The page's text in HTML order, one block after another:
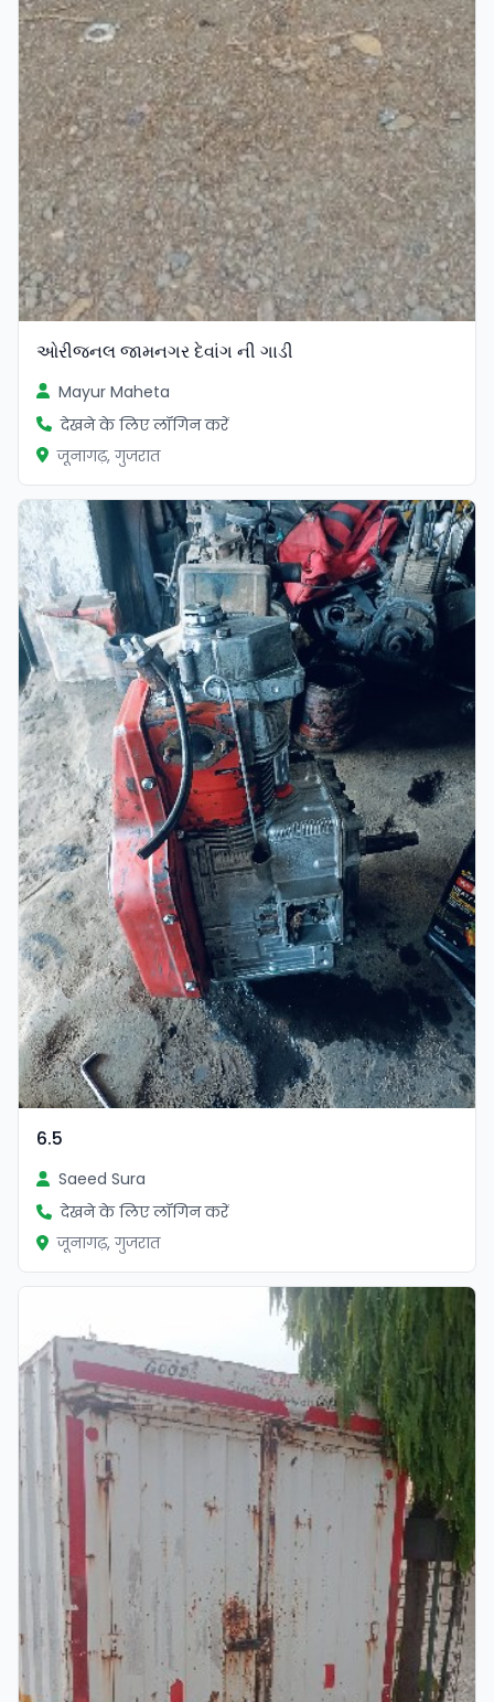
ઓરીજનલ જામનગર દેવાંગ ની ગાડી
Mayur Maheta
देखने के लिए लॉगिन करें
जूनागढ़, गुजरात
6.5
Saeed Sura
देखने के लिए लॉगिन करें
जूनागढ़, गुजरात